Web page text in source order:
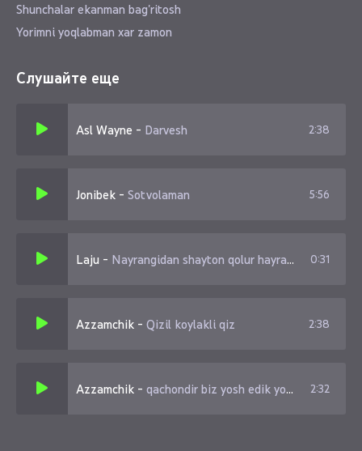
Shunchalar ekanman bag'ritosh
Yorimni yoqlabman xar zamon
Слушайте еще
Asl Wayne - Darvesh 2:38
Jonibek - Sotvolaman 5:56
Laju - Nayrangidan shayton qolur hayratda 0:31
Azzamchik - Qizil koylakli qiz 2:38
Azzamchik - qachondir biz yosh edik yosh edik bebosh edik 2:32